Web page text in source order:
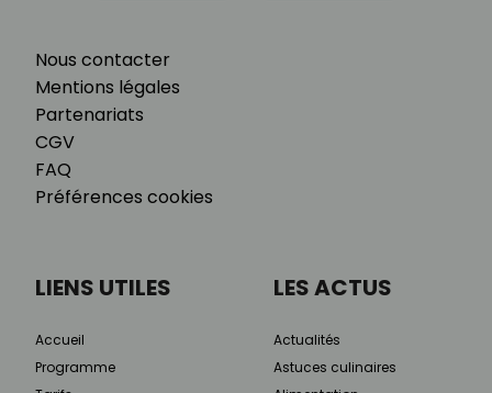
Nous contacter
Mentions légales
Partenariats
CGV
FAQ
Préférences cookies
LIENS UTILES
Accueil
Programme
LES ACTUS
Actualités
Astuces culinaires